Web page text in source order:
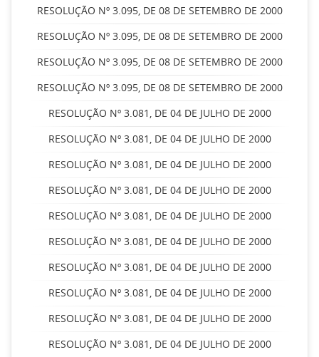
RESOLUÇÃO Nº 3.095, DE 08 DE SETEMBRO DE 2000
RESOLUÇÃO Nº 3.095, DE 08 DE SETEMBRO DE 2000
RESOLUÇÃO Nº 3.095, DE 08 DE SETEMBRO DE 2000
RESOLUÇÃO Nº 3.095, DE 08 DE SETEMBRO DE 2000
RESOLUÇÃO Nº 3.081, DE 04 DE JULHO DE 2000
RESOLUÇÃO Nº 3.081, DE 04 DE JULHO DE 2000
RESOLUÇÃO Nº 3.081, DE 04 DE JULHO DE 2000
RESOLUÇÃO Nº 3.081, DE 04 DE JULHO DE 2000
RESOLUÇÃO Nº 3.081, DE 04 DE JULHO DE 2000
RESOLUÇÃO Nº 3.081, DE 04 DE JULHO DE 2000
RESOLUÇÃO Nº 3.081, DE 04 DE JULHO DE 2000
RESOLUÇÃO Nº 3.081, DE 04 DE JULHO DE 2000
RESOLUÇÃO Nº 3.081, DE 04 DE JULHO DE 2000
RESOLUÇÃO Nº 3.081, DE 04 DE JULHO DE 2000